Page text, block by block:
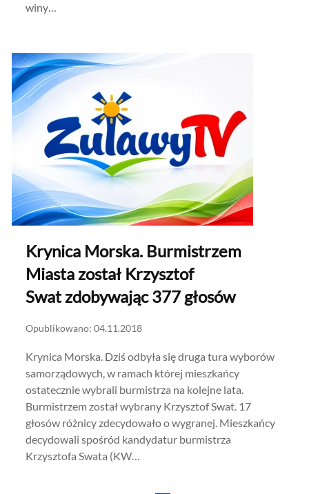
winy…
Krynica Morska. Burmistrzem
Miasta został Krzysztof
Swat zdobywając 377 głosów
Opublikowano: 04.11.2018
Krynica Morska. Dziś odbyła się druga tura wyborów
samorządowych, w ramach której mieszkańcy
ostatecznie wybrali burmistrza na kolejne lata.
Burmistrzem został wybrany Krzysztof Swat. 17
głosów różnicy zdecydowało o wygranej. Mieszkańcy
decydowali spośród kandydatur burmistrza
Krzysztofa Swata (KW…